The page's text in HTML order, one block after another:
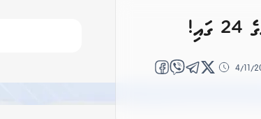
4/11/